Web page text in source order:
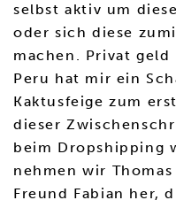
selbst aktiv um
oder sich diese
machen. Privat
Peru hat mir ein
Kaktusfeige zum
dieser
beim Dropshipping
nehmen wir
Freund Fabian her,